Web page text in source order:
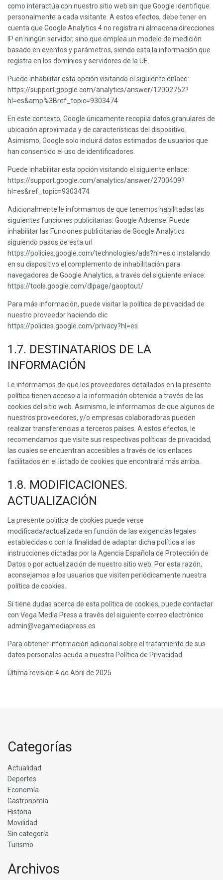
como interactúa con nuestro sitio web sin que Google identifique
personalmente a cada visitante. A estos efectos, debe tener en
cuenta que Google Analytics 4 no registra ni almacena direcciones
IP en ningún servidor, sino que emplea un modelo de medición
basado en eventos y parámetros, siendo esta la información que
registra en los dominios y servidores de la UE.
Puede inhabilitar esta opción visitando el siguiente enlace:
https://support.google.com/analytics/answer/12002752?
hl=es&amp%3Bref_topic=9303474
En este contexto, Google únicamente recopila datos granulares de
ubicación aproximada y de características del dispositivo.
Asimismo, Google solo incluirá datos estimados de usuarios que
han consentido el uso de identificadores.
Puede inhabilitar esta opción visitando el siguiente enlace:
https://support.google.com/analytics/answer/2700409?
hl=es&ref_topic=9303474
Adicionalmente le informamos de que tenemos habilitadas las
siguientes funciones publicitarias: Google Adsense. Puede
inhabilitar las Funciones publicitarias de Google Analytics
siguiendo pasos de esta url
https://policies.google.com/technologies/ads?hl=es o instalando
en su dispositivo el complemento de inhabilitación para
navegadores de Google Analytics, a través del siguiente enlace:
https://tools.google.com/dlpage/gaoptout/
Para más información, puede visitar la política de privacidad de
nuestro proveedor haciendo clic
https://policies.google.com/privacy?hl=es
1.7. DESTINATARIOS DE LA
INFORMACIÓN
Le informamos de que los proveedores detallados en la presente
política tienen acceso a la información obtenida a través de las
cookies del sitio web. Asimismo, le informamos de que algunos de
nuestros proveedores, y/o empresas colaboradoras pueden
realizar transferencias a terceros países. A estos efectos, le
recomendamos que visite sus respectivas políticas de privacidad,
las cuales se encuentran accesibles a través de los enlaces
facilitados en el listado de cookies que encontrará más arriba.
1.8. MODIFICACIONES.
ACTUALIZACIÓN
La presente política de cookies puede verse
modificada/actualizada en función de las exigencias legales
establecidas o con la finalidad de adaptar dicha política a las
instrucciones dictadas por la Agencia Española de Protección de
Datos o por actualización de nuestro sitio web. Por esta razón,
aconsejamos a los usuarios que visiten periódicamente nuestra
política de cookies.
Si tiene dudas acerca de esta política de cookies, puede contactar
con Vega Media Press a través del siguiente correo electrónico
admin@vegamediapress.es
Para obtener información adicional sobre el tratamiento de sus
datos personales acuda a nuestra Política de Privacidad.
Última revisión 4 de Abril de 2025
Categorías
Actualidad
Deportes
Economía
Gastronomía
Historia
Movilidad
Sin categoría
Turismo
Archivos